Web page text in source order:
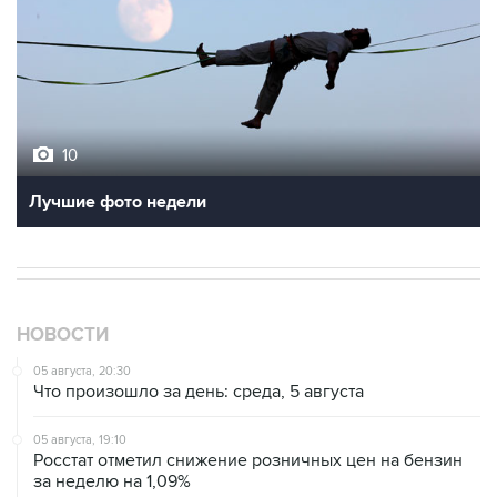
10
Лучшие фото недели
НОВОСТИ
05 августа, 20:30
Что произошло за день: среда, 5 августа
05 августа, 19:10
Росстат отметил снижение розничных цен на бензин
за неделю на 1,09%